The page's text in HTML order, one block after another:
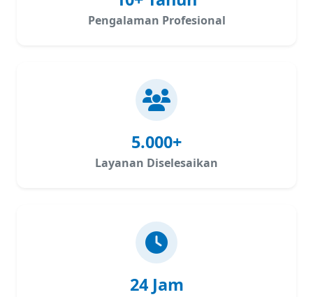
Pengalaman Profesional
5.000+
Layanan Diselesaikan
24 Jam